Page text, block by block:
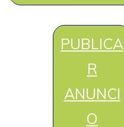
PUBLICA
R
ANUNCI
O